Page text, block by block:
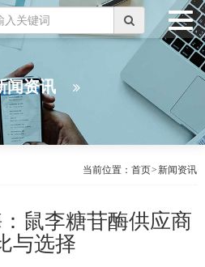
闻资讯
当前位置： 首页>新闻资讯
鼠李糖苷酶供应商
与选择